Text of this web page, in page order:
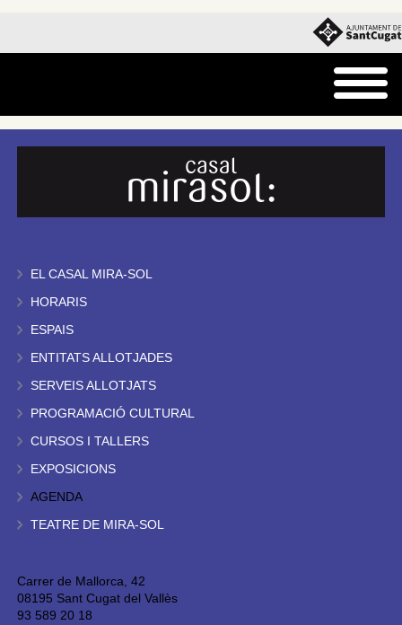
EL CASAL MIRA-SOL
HORARIS
ESPAIS
ENTITATS ALLOTJADES
SERVEIS ALLOTJATS
PROGRAMACIÓ CULTURAL
CURSOS I TALLERS
EXPOSICIONS
AGENDA
TEATRE DE MIRA-SOL
Carrer de Mallorca, 42
08195 Sant Cugat del Vallès
93 589 20 18